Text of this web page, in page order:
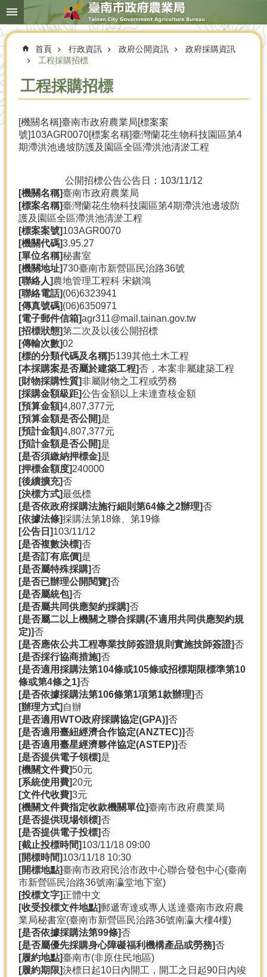
跳到主要內容區塊
搜
尋
進
簡
介
首頁 行政資訊 政府公開資訊
政府採購資訊
工程採購招標
工程採購招標
[機關名稱]臺南市政府農業局[標案案
號]103AGR0070[標案名稱]臺灣蘭花生物科技園區第4
期滯洪池邊坡防護及園區全區滯洪池清淤工程
公開招標公告公告日：103/11/12
[機關名稱]臺南市政府農業局
[標案名稱]臺灣蘭花生物科技園區第4期滯洪池邊坡防
護及園區全區滯洪池清淤工程
[標案案號]103AGR0070
[機關代碼]3.95.27
[單位名稱]秘書室
[機關地址]730臺南市新營區民治路36號
[聯絡人]農地管理工程科 宋鎭鴻
[聯絡電話](06)6323941
[傳真號碼](06)6350971
[電子郵件信箱]agr311@mail.tainan.gov.tw
[招標狀態]第二次及以後公開招標
[傳輸次數]02
[標的分類代碼及名稱]5139其他土木工程
[本採購案是否屬於建築工程]否，本案非屬建築工程
[財物採購性質]非屬財物之工程或勞務
[採購金額級距]公告金額以上未達查核金額
[預算金額]4,807,377元
[預算金額是否公開]是
[預計金額]4,807,377元
[預計金額是否公開]是
[是否須繳納押標金]是
[押標金額度]240000
[後續擴充]否
[決標方式]最低標
[是否依政府採購法施行細則第64條之2辦理]否
[依據法條]採購法第18條、第19條
[公告日]103/11/12
[是否複數決標]否
[是否訂有底價]是
[是否屬特殊採購]否
[是否已辦理公開閱覽]否
[是否屬統包]否
[是否屬共同供應契約採購]否
[是否屬二以上機關之聯合採購(不適用共同供應契約規
定)]否
[是否應依公共工程專業技師簽證規則實施技師簽證]否
[是否採行協商措施]否
[是否適用採購法第104條或105條或招標期限標準第10
條或第4條之1]否
[是否依據採購法第106條第1項第1款辦理]否
[辦理方式] 自辦
[是否適用WTO政府採購協定(GPA)]否
[是否適用臺紐經濟合作協定(ANZTEC)]否
[是否適用臺星經濟夥伴協定(ASTEP)]否
[是否提供電子領標]是
[機關文件費]50元
[系統使用費]20元
[文件代收費]3元
[機關文件費指定收款機關單位]臺南市政府農業局
[是否提供現場領標]否
[是否提供電子投標]否
[截止投標時間]103/11/18 09:00
[開標時間]103/11/18 10:30
[開標地點]臺南市政府民治市政中心聯合發包中心(臺南
市新營區民治路36號南瀛堂地下室)
[投標文字]正體中文
[收受投標文件地點]郵遞寄達或專人送達臺南市政府農
業局秘書室(臺南市新營區民治路36號南瀛大樓4樓)
[是否依據採購法第99條]否
[是否屬優先採購身心障礙福利機構產品或勞務]否
[履約地點]臺南市(非原住民地區)
[履約期限]決標日起10日內開工，開工之日起90日內竣